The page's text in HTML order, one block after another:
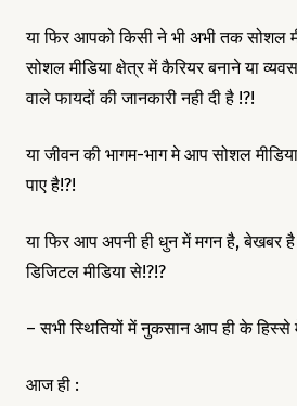
या फिर आपको किसी ने भी अभी तक सोशल
सोशल मीडिया क्षेत्र में कैरियर बनाने या
वाले फायदों की जानकारी नही दी है !?!
या जीवन की भागम-भाग मे आप सोशल
पाए है!?!
या फिर आप अपनी ही धुन में मगन है, बेखबर
डिजिटल मीडिया से!?!?
– सभी स्थितियों में नुकसान आप ही के हिस्से
आज ही :